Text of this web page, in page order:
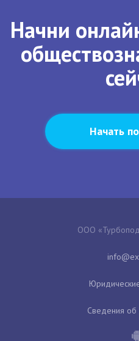
Начни
Начать
ООО
Сведения об